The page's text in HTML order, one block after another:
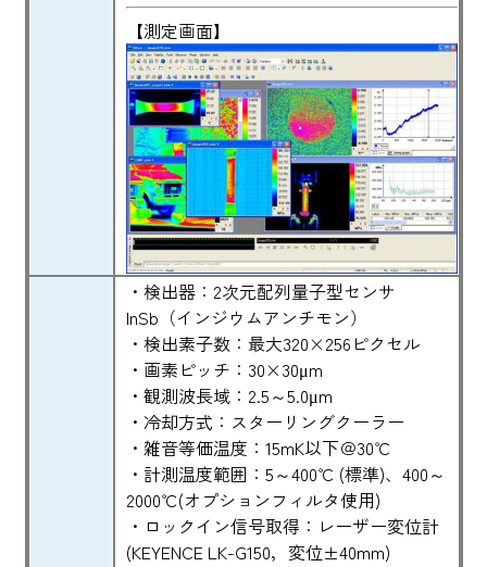
【測定画面】
・検出器：2次元配列量子型センサ
InSb（インジウムアンチモン）
・検出素子数：最大320×256ピクセル
・画素ピッチ：30×30μm
・観測波長域：2.5～5.0μm
・冷却方式：スターリングクーラー
・雑音等価温度：15mK以下＠30℃
・計測温度範囲：5～400℃ (標準)、400～
2000℃(オプションフィルタ使用)
・ロックイン信号取得：レーザー変位計
(KEYENCE LK-G150，変位±40mm)